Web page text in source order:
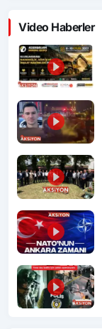
Video Haberler